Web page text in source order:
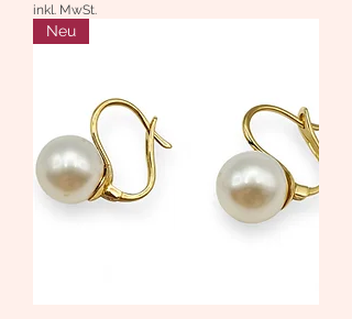
inkl. MwSt.
Neu